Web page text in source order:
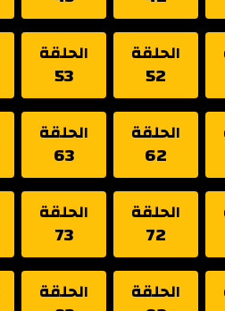
الحلقة
52
الحلقة
53
الحلقة
62
الحلقة
63
الحلقة
72
الحلقة
73
الحلقة الحلقة